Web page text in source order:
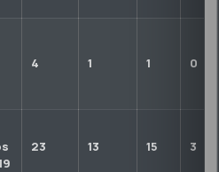
4 1 1 0
23 13 15 3